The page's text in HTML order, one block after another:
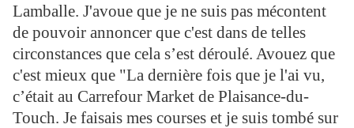
Lamballe. J'avoue que je ne suis pas mécontent
de pouvoir annoncer que c'est dans de telles
circonstances que cela s’est déroulé. Avouez que
c'est mieux que "La dernière fois que je l'ai vu,
c’était au Carrefour Market de Plaisance-du-
Touch. Je faisais mes courses et je suis tombé sur